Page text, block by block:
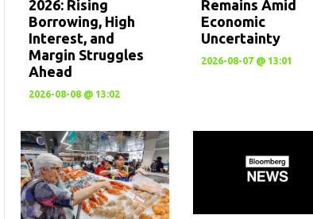
2026: Rising
Borrowing, High
Interest, and
Margin Struggles
Ahead
2026-08-08 @ 13:02
Remains Amid
Economic
Uncertainty
2026-08-07 @ 13:01